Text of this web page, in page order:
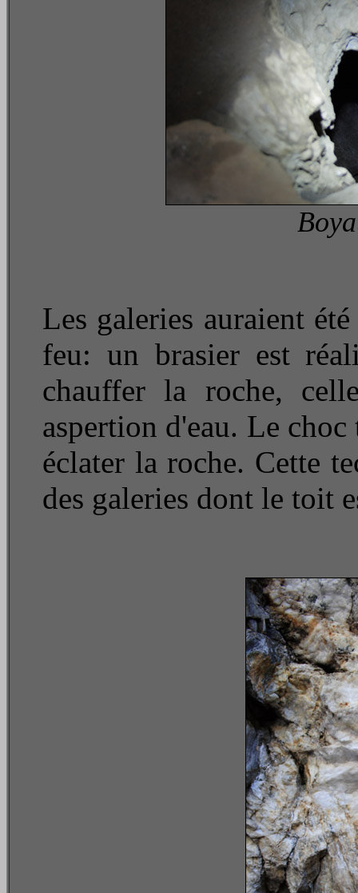
Les galeries auraient
feu: un brasier est
chauffer la roche,
aspertion d'eau. Le
éclater la roche. Cette
des galeries dont le toit